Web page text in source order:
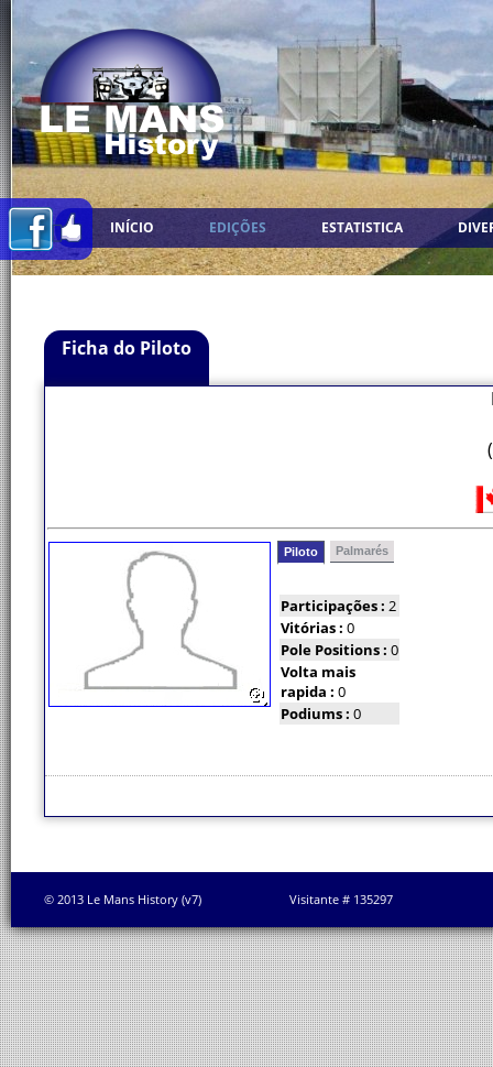
INÍCIO EDIÇÕES ESTATISTICA
Ficha do Piloto
Piloto Palmarés
Participações : 2
Vitórias : 0
Pole Positions : 0
Volta mais
rapida : 0
Podiums : 0
© 2013 Le Mans History (v7) Visitante # 135297